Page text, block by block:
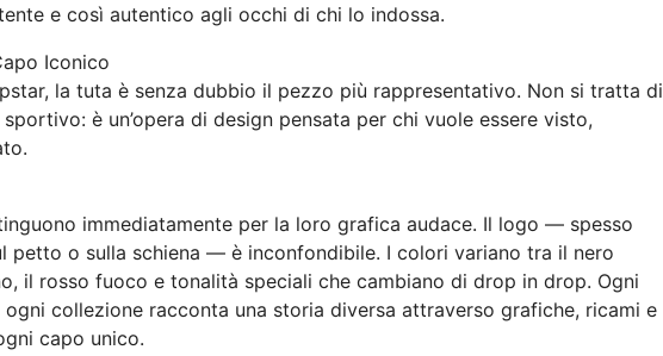
e così autentico agli occhi di chi lo indossa.
Iconico
la tuta è senza dubbio il pezzo più rappresentativo. Non si tratta di
è un’opera di design pensata per chi vuole essere visto,
immediatamente per la loro grafica audace. Il logo — spesso
petto o sulla schiena — è inconfondibile. I colori variano tra il nero
il rosso fuoco e tonalità speciali che cambiano di drop in drop. Ogni
collezione racconta una storia diversa attraverso grafiche, ricami e
capo unico.